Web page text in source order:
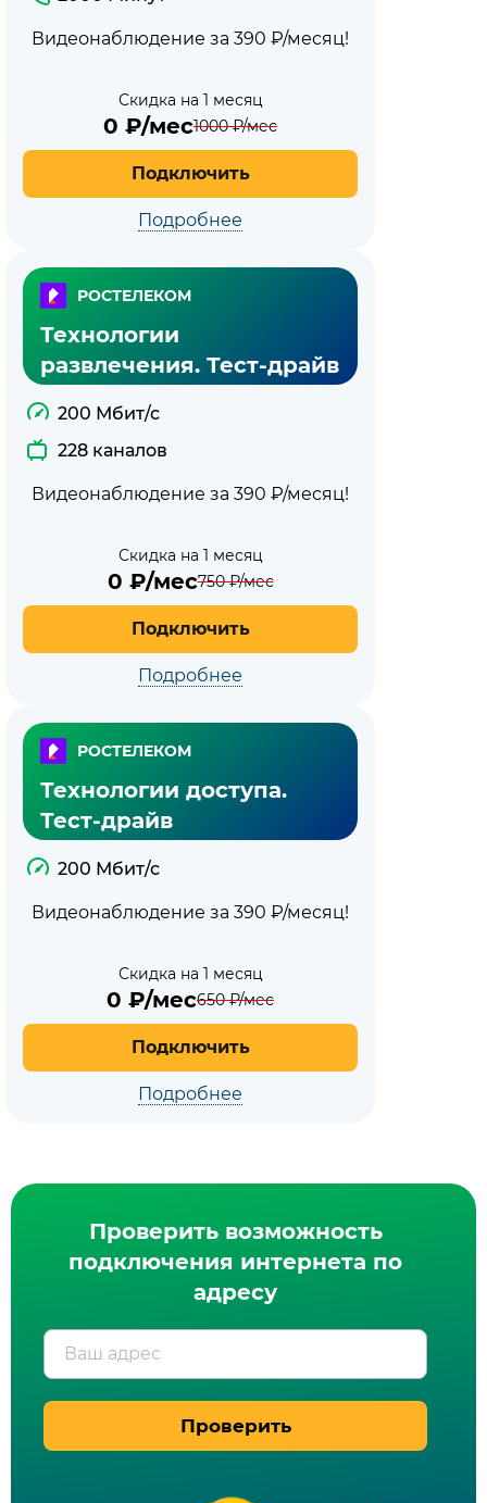
Видеонаблюдение за 390 ₽/месяц!
Скидка на 1 месяц
0 ₽/мес1000₽/мес
Подключить
Подробнее
РОСТЕЛЕКОМ
Технологии
развлечения. Тест-драйв
200 Мбит/с
228 каналов
Видеонаблюдение за 390 ₽/месяц!
Скидка на 1 месяц
0 ₽/мес750₽/мес
Подключить
Подробнее
РОСТЕЛЕКОМ
Технологии доступа.
Тест-драйв
200 Мбит/с
Видеонаблюдение за 390 ₽/месяц!
Скидка на 1 месяц
0 ₽/мес650₽/мес
Подключить
Подробнее
Проверить возможность
подключения интернета по
адресу
Ваш адрес
Проверить